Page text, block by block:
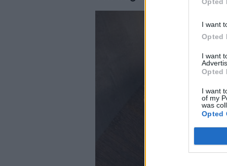
I want
Opted
I want
Opted
I want
of my
was
Opted